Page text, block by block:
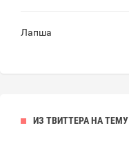
Лапша
ИЗ ТВИТТЕРА НА ТЕМУ